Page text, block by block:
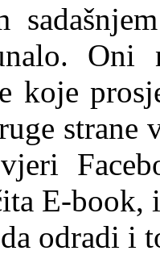
koje
strane
E-
odradi i